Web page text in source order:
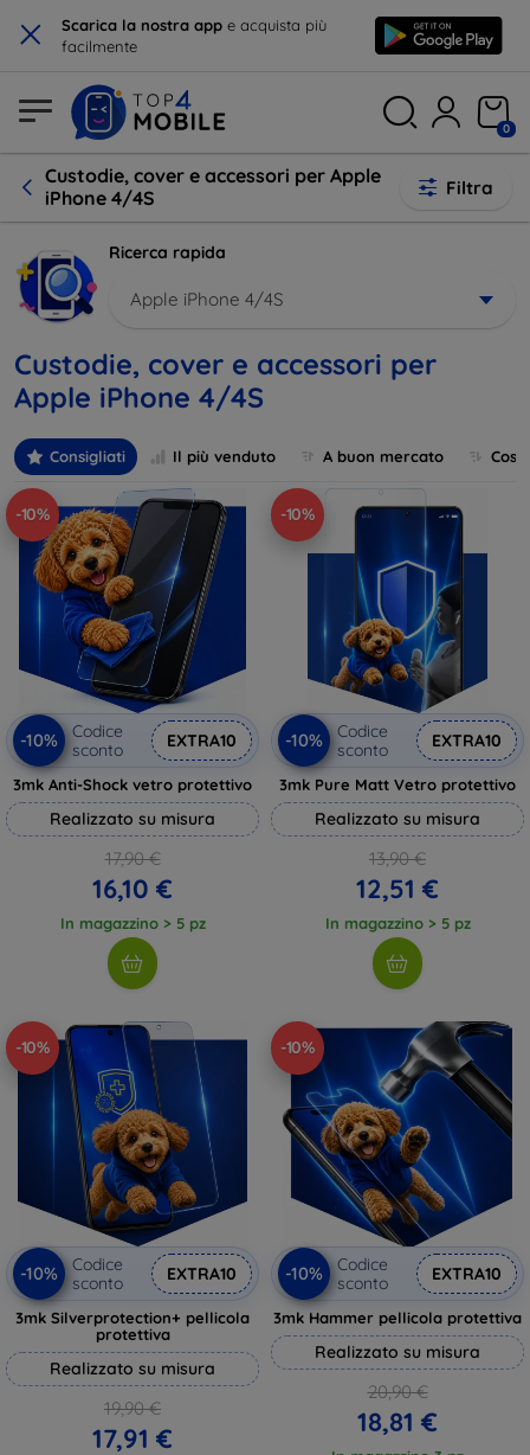
× Scarica la nostra app e acquista più
facilmente
0
Custodie, cover e accessori per Apple
iPhone 4/4S
Filtra
Ricerca rapida
Apple iPhone 4/4S
Custodie, cover e accessori per
Apple iPhone 4/4S
Consigliati Il più venduto A buon mercato
-10%
-10%
Codice
sconto
EXTRA10
3mk Anti-Shock vetro protettivo
Realizzato su misura
17,90 €
16,10 €
In magazzino > 5 pz
-10%
-10%
Codice
sconto
EXTRA10
3mk Pure Matt Vetro protettivo
Realizzato su misura
13,90 €
12,51 €
In magazzino > 5 pz
-10%
-10%
Codice
sconto
EXTRA10
3mk Silverprotection+ pellicola
protettiva
Realizzato su misura
19,90 €
17,91 €
-10%
-10%
Codice
sconto
EXTRA10
3mk Hammer pellicola protettiva
Realizzato su misura
20,90 €
18,81 €